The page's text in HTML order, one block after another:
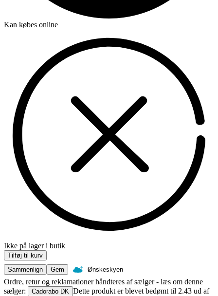
Kan købes online
Ikke på lager i butik
Tilføj til kurv
Sammenlign
Gem Ønskeskyen
Ordre, retur og reklamationer håndteres af sælger - læs om denne
sælger:
Cadorabo DK Dette produkt er blevet bedømt til 2.43 ud af